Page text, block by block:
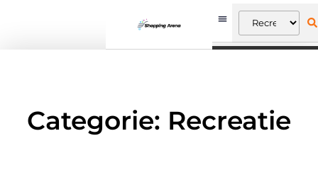
Categorie: Recreatie